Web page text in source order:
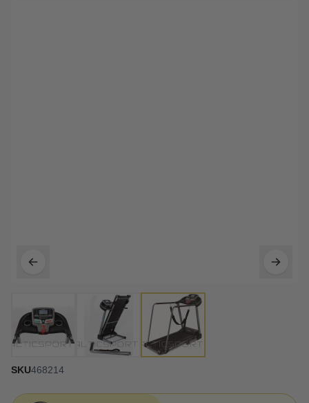
SKU468214